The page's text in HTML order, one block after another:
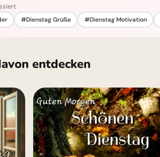
#Dienstag Grüße #Dienstag Motivation
entdecken